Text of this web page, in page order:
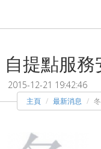
提點服務
2015-12-21 19:42:46
主頁 最新消息